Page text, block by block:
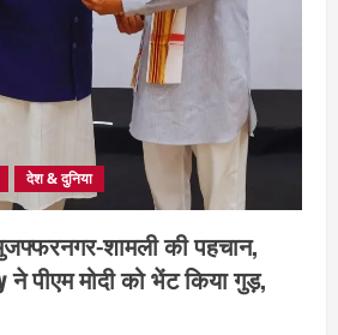
देश & दुनिया
शामली की पहचान,
पीएम मोदी को भेंट किया गुड़,